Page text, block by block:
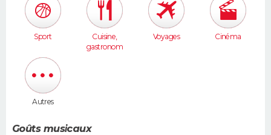
Sport
Cuisine,
gastronom
Voyages Cinéma
Autres
Goûts musicaux